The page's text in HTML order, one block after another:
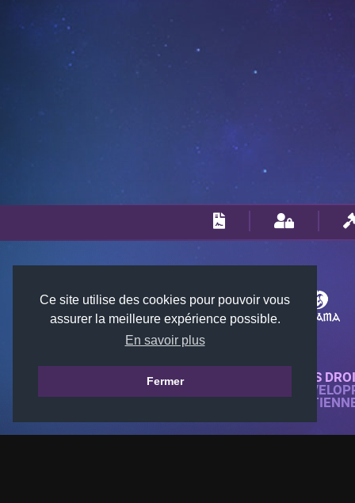
Ce site utilise des cookies pour pouvoir vous
assurer la meilleure expérience possible.
En savoir plus
Fermer
© 2018-2026 KTARENA. TOUS
SITE WEB ENTIÈREMENT
TOUTES LES IMAGES